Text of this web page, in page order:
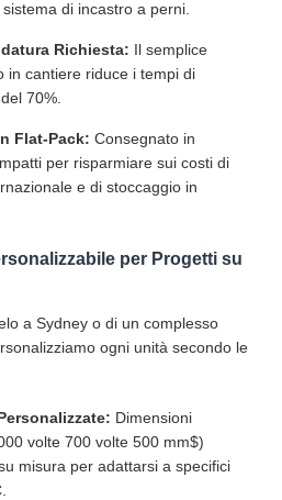
di incastro a perni.
Richiesta: Il semplice
in cantiere riduce i tempi di
70%.
Flat-Pack: Consegnato in
per risparmiare sui costi di
e di stoccaggio in
per Progetti su
a Sydney o di un complesso
ogni unità secondo le
Dimensioni
volte 700 volte 500 mm$)
misura per adattarsi a specifici